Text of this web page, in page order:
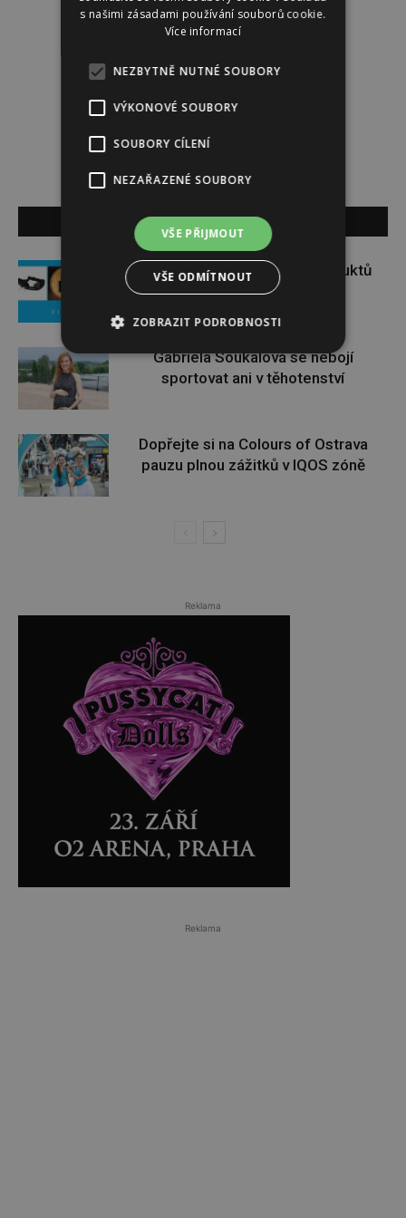
Redakce
Redakce magazínu Instinkt.
SOUVISEJÍCÍ ČLÁNKY
Soutěž o set praktických produktů
značky FIXED
Gabriela Soukalová se nebojí
sportovat ani v těhotenství
Dopřejte si na Colours of Ostrava
pauzu plnou zážitků v IQOS zóně
Reklama
Reklama
s našimi zásadami používání souborů cookie.
Více informací
NEZBYTNĚ NUTNÉ SOUBORY
VÝKONOVÉ SOUBORY
SOUBORY CÍLENÍ
NEZAŘAZENÉ SOUBORY
VŠE PŘIJMOUT
VŠE ODMÍTNOUT
ZOBRAZIT PODROBNOSTI